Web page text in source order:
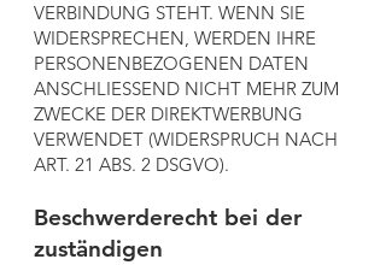
VERBINDUNG STEHT. WENN SIE
WIDERSPRECHEN, WERDEN IHRE
PERSONENBEZOGENEN DATEN
ANSCHLIESSEND NICHT MEHR ZUM
ZWECKE DER DIREKTWERBUNG
VERWENDET (WIDERSPRUCH NACH
ART. 21 ABS. 2 DSGVO).
Beschwerderecht bei der
zuständigen